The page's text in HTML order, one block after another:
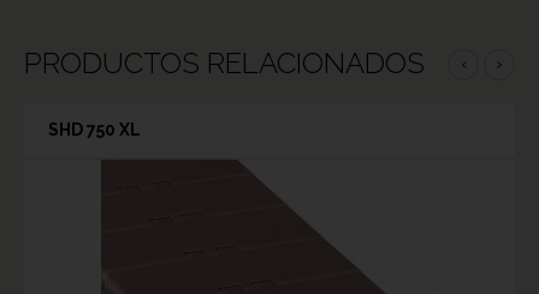
PRODUCTOS RELACIONADOS ‹ ›
SHD 750 XL